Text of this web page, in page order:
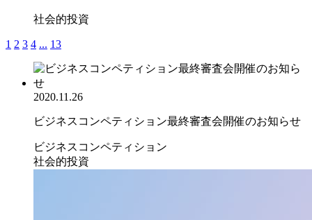
社会的投資
1 2 3 4 ... 13
2020.11.26
ビジネスコンペティション最終審査会開催のお知らせ
ビジネスコンペティション
社会的投資